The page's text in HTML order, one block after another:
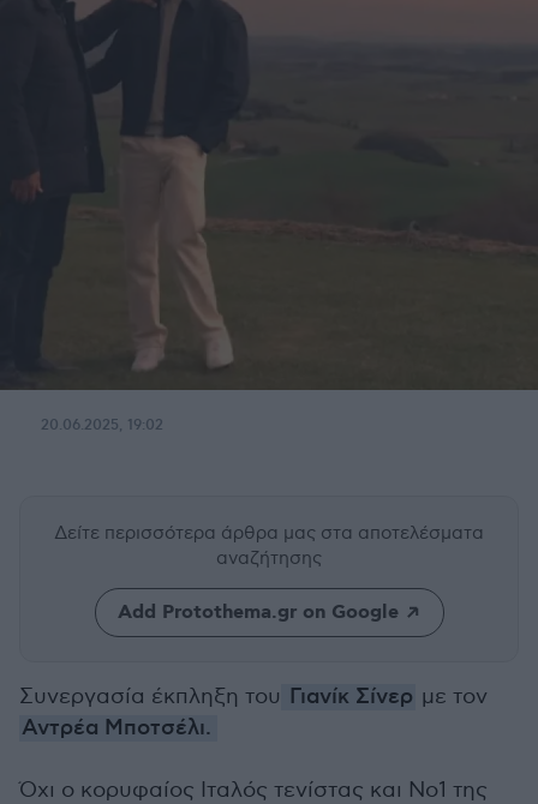
20.06.2025, 19:02
Δείτε περισσότερα άρθρα μας στα αποτελέσματα
αναζήτησης
Add Protothema.gr on Google
Συνεργασία έκπληξη του Γιανίκ Σίνερ με τον
Αντρέα Μποτσέλι.
Όχι ο κορυφαίος Ιταλός τενίστας και Νο1 της